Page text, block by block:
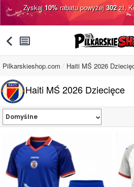
Zyskaj10%rabatu powyżej302zł,
󰅯 󰂩
Pilkarskieshop.com Haiti MŚ 2026
Haiti MŚ 2026 Dziecięce